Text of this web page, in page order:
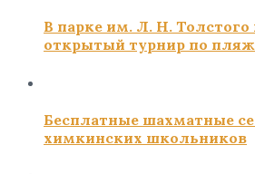
В парке им. Л. Н.
открытый турнир по
Бесплатные шахматные
химкинских школьников